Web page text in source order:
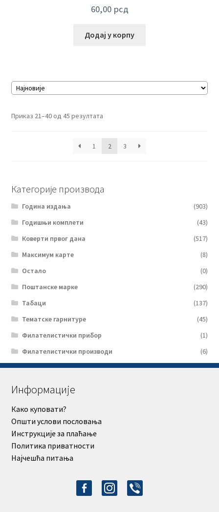
60,00 рсд
Додај у корпу
Приказ 21–40 од 45 резултатаСортирано
најновијем
1
2 3
Категорије производа
Година издања
(903)
Годишњи комплети
(43)
Коверти првог дана
(517)
Максимум карте
(8)
Остало
(0)
Поштанске марке
(290)
Табаци
(137)
Тематске гарнитуре
(45)
Филателистички прибор
(1)
Филателистички производи
(6)
Информације
Како куповати?
Општи услови пословања
Инструкције за плаћање
Политика приватности
Најчешћа питања
facebook-
alt
instagram
viber